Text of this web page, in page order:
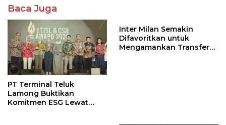
Baca Juga
PT Terminal Teluk
Lamong Buktikan
Komitmen ESG Lewat
Inter Milan Semakin
Difavoritkan untuk
Mengamankan Transfer